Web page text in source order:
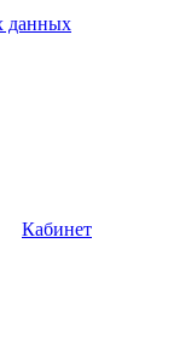
данных
Кабинет